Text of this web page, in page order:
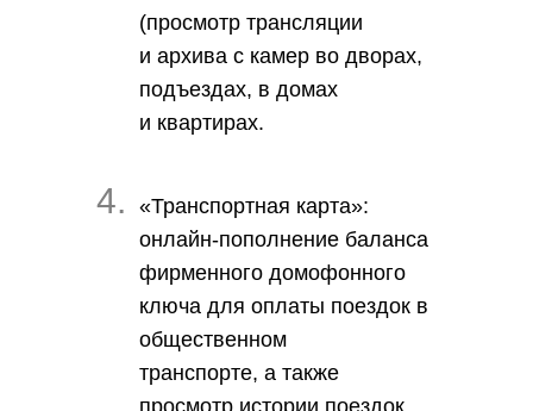
«Транспортная карта»:
онлайн-пополнение баланса
фирменного домофонного
ключа для оплаты поездок в
общественном
транспорте, а также
просмотр истории поездок.
(просмотр трансляции
и архива с камер во дворах,
подъездах, в домах
и квартирах.
4.